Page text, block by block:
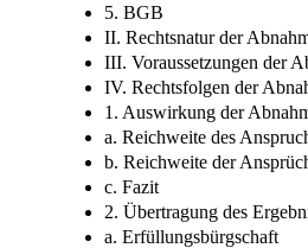
5. BGB
II. Rechtsnatur der
III. Voraussetzungen der
IV. Rechtsfolgen der
1. Auswirkung der
a. Reichweite des
b. Reichweite der
c. Fazit
2. Übertragung des
a. Erfüllungsbürgschaft